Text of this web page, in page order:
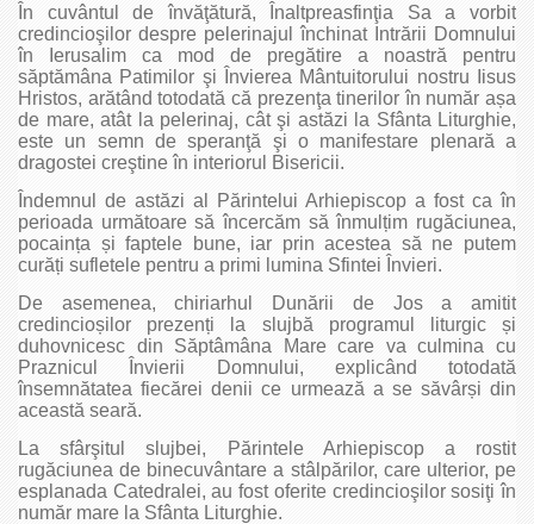
În cuvântul de învăţătură, Înaltpreasfinţia Sa a vorbit
credincioşilor despre pelerinajul închinat Intrării Domnului
în Ierusalim ca mod de pregătire a noastră pentru
săptămâna Patimilor şi Învierea Mântuitorului nostru Iisus
Hristos, arătând totodată că prezenţa tinerilor în număr așa
de mare, atât la pelerinaj, cât şi astăzi la Sfânta Liturghie,
este un semn de speranţă şi o manifestare plenară a
dragostei creştine în interiorul Bisericii.
Îndemnul de astăzi al Părintelui Arhiepiscop a fost ca în
perioada următoare să încercăm să înmulțim rugăciunea,
pocaința și faptele bune, iar prin acestea să ne putem
curăți sufletele pentru a primi lumina Sfintei Învieri.
De asemenea, chiriarhul Dunării de Jos a amitit
credincioșilor prezenți la slujbă programul liturgic și
duhovnicesc din Săptâmâna Mare care va culmina cu
Praznicul Învierii Domnului, explicând totodată
însemnătatea fiecărei denii ce urmează a se săvârși din
această seară.
La sfârşitul slujbei, Părintele Arhiepiscop a rostit
rugăciunea de binecuvântare a stâlpărilor, care ulterior, pe
esplanada Catedralei, au fost oferite credincioşilor sosiţi în
număr mare la Sfânta Liturghie.